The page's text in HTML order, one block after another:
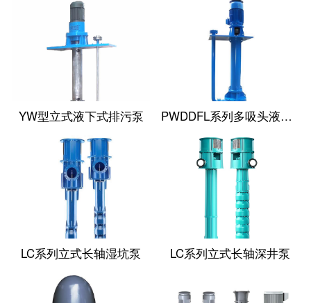
YW型立式液下式排污泵 PWDDFL系列多吸头液下排污泵
LC系列立式长轴湿坑泵 LC系列立式长轴深井泵